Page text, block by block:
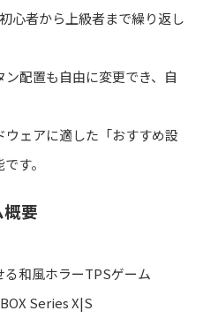
心者から上級者まで繰り返し
ン配置も自由に変更でき、自
ウェアに適した「おすすめ設
す。
要
和風ホラーTPSゲーム
Series X|S